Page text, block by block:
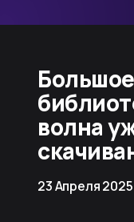
волна
23 Апреля 2025